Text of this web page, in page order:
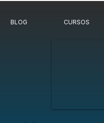
BLOG CURSOS